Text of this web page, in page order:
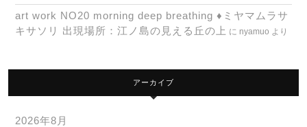
art work NO20 morning deep breathing ♦ミヤマムラサ
キサソリ 出現場所：江ノ島の見える丘の上 に nyamuo より
アーカイブ
2026年8月